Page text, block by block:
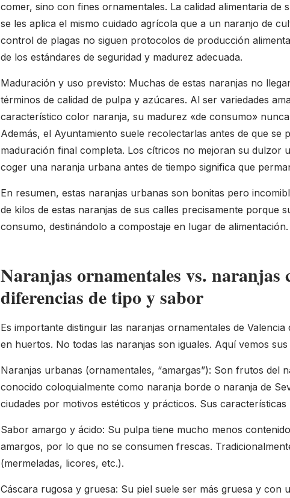
comer, sino con fines ornamentales. La calidad alimentaria de
se les aplica el mismo cuidado agrícola que a un naranjo de
control de plagas no siguen protocolos de producción
de los estándares de seguridad y madurez adecuada.
Maduración y uso previsto: Muchas de estas naranjas no
términos de calidad de pulpa y azúcares. Al ser variedades
característico color naranja, su madurez «de consumo»
Además, el Ayuntamiento suele recolectarlas antes de que se
maduración final completa. Los cítricos no mejoran su dulzor
coger una naranja urbana antes de tiempo significa que
En resumen, estas naranjas urbanas son bonitas pero
de kilos de estas naranjas de sus calles precisamente porque
consumo, destinándolo a compostaje en lugar de alimentación.
Naranjas ornamentales vs. naranjas
diferencias de tipo y sabor
Es importante distinguir las naranjas ornamentales de
en huertos. No todas las naranjas son iguales. Aquí vemos
Naranjas urbanas (ornamentales, “amargas”): Son frutos del
conocido coloquialmente como naranja borde o naranja de
ciudades por motivos estéticos y prácticos. Sus características
Sabor amargo y ácido: Su pulpa tiene mucho menos
amargos, por lo que no se consumen frescas.
(mermeladas, licores, etc.).
Cáscara rugosa y gruesa: Su piel suele ser más gruesa y con